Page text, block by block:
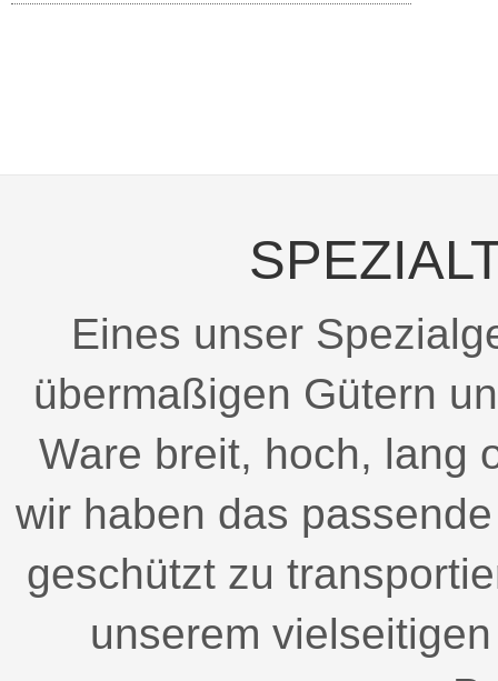
Eines unser
übermaßigen Gütern
Ware breit, hoch, lang
wir haben das
geschützt zu
unserem